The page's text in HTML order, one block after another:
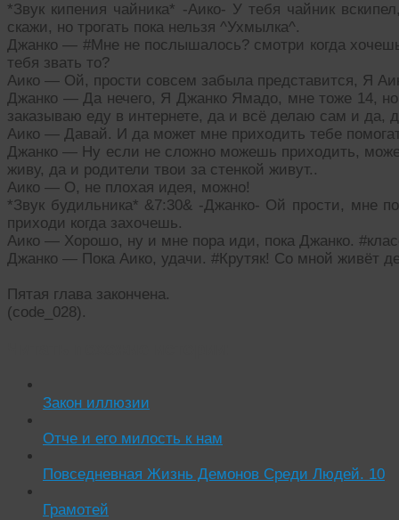
*Звук кипения чайника* -Аико- У тебя чайник
скажи, но трогать пока нельзя ^Ухмылка^.
Джанко — #Мне не послышалось? смотри когда
тебя звать то?
Аико — Ой, прости совсем забыла представится, Я
Джанко — Да нечего, Я Джанко Ямадо, мне тоже 14,
заказываю еду в интернете, да и всё делаю сам и да,
Аико — Давай. И да может мне приходить тебе
Джанко — Ну если не сложно можешь приходить,
живу, да и родители твои за стенкой живут..
Аико — О, не плохая идея, можно!
*Звук будильника* &7:30& -Джанко- Ой прости, мне
приходи когда захочешь.
Аико — Хорошо, ну и мне пора иди, пока Джанко.
Джанко — Пока Аико, удачи. #Крутяк! Со мной живёт
Пятая глава закончена.
(code_028).
Закон иллюзии
Отче и его милость к нам
Повседневная Жизнь Демонов Среди Людей. 10
Грамотей